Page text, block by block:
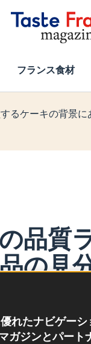
フランス食材
るケーキの背景に
品質
の見
れたナビゲー
ガジンとパート